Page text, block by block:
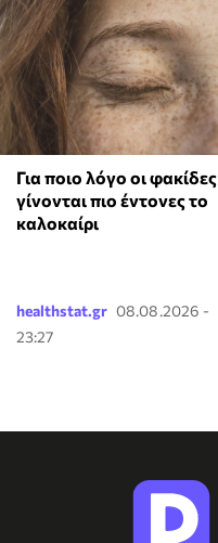
Για ποιο λόγο οι φακίδες
γίνονται πιο έντονες το
καλοκαίρι
healthstat.gr 08.08.2026 -
23:27